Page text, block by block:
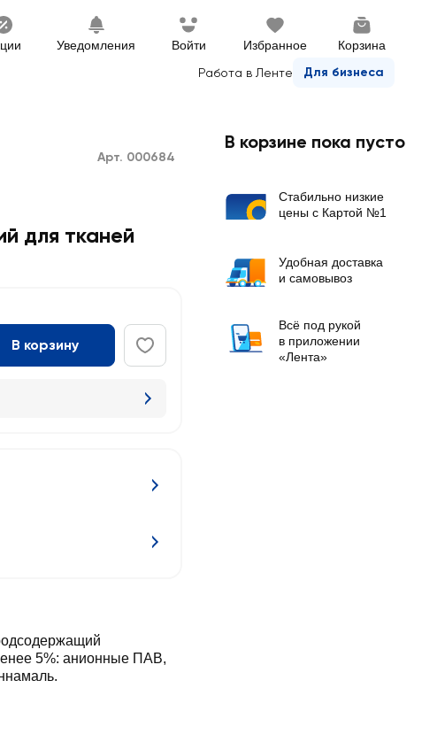
Уведомления Войти Избранное Корзина
Работа в Ленте Для бизнеса
Арт. 000684
для тканей
В корзину
5%: анионные ПАВ,
В корзине пока пусто
Стабильно низкие
цены с Картой №1
Удобная доставка
и самовывоз
Всё под рукой
в приложении
«Лента»